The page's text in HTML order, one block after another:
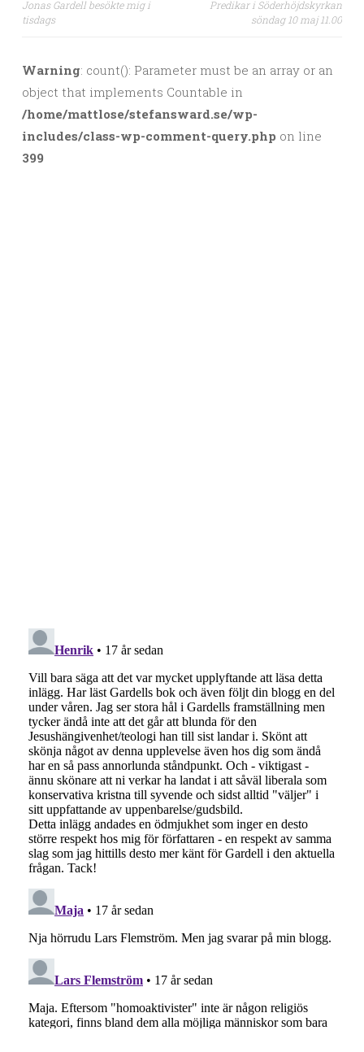
Post navigation
Jonas Gardell besökte mig i
tisdags
Predikar i Söderhöjdskyrkan
söndag 10 maj 11.00
Warning: count(): Parameter must be an array or an
object that implements Countable in
/home/mattlose/stefansward.se/wp-
includes/class-wp-comment-query.php on line
399